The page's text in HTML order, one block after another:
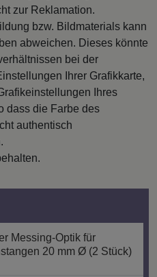
zur Reklamation.
bzw. Bildmaterials kann
abweichen. Dieses könnte
bei der
Ihrer Grafikkarte,
Ihres
dass die Farbe des
authentisch
Messing-Optik für
20 mm Ø (2 Stück)